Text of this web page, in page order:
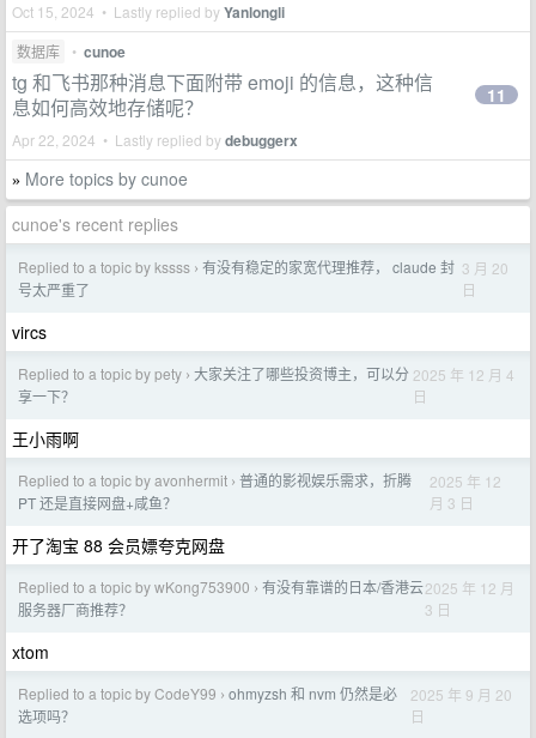
Oct 15, 2024 • Lastly replied byYanlongli
数据库 • cunoe
tg 和飞书那种消息下面附带 emoji 的信息，这种信
息如何高效地存储呢？
Apr 22, 2024 • Lastly replied bydebuggerx
11
» More topics by cunoe
cunoe's recent replies
Replied to a topic by kssss › 有没有稳定的家宽代理推荐， claude 封
号太严重了
3 月 20
日
vircs
Replied to a topic by pety › 大家关注了哪些投资博主，可以分
享一下？
2025 年 12 月 4
日
王小雨啊
Replied to a topic by avonhermit › 普通的影视娱乐需求，折腾
PT 还是直接网盘+咸鱼？
2025 年 12
月 3 日
开了淘宝 88 会员嫖夸克网盘
Replied to a topic by wKong753900 › 有没有靠谱的日本/香港云
服务器厂商推荐？
2025 年 12 月
3 日
xtom
Replied to a topic by CodeY99 › ohmyzsh 和 nvm 仍然是必
选项吗？
2025 年 9 月 20
日